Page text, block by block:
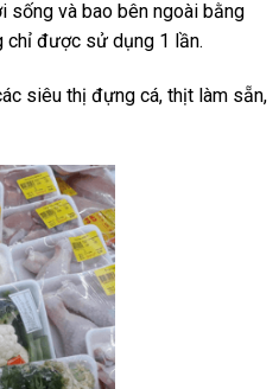
sống và bao bên ngoài bằng
chỉ được sử dụng 1 lần.
siêu thị đựng cá, thịt làm sẵn,